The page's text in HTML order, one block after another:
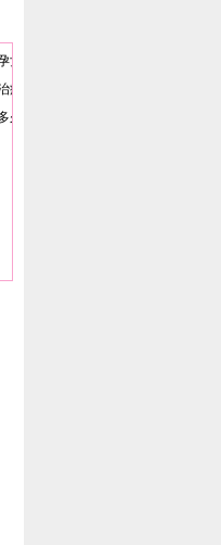
女性必看科普指南
疗方法与费用详解
久能恢复